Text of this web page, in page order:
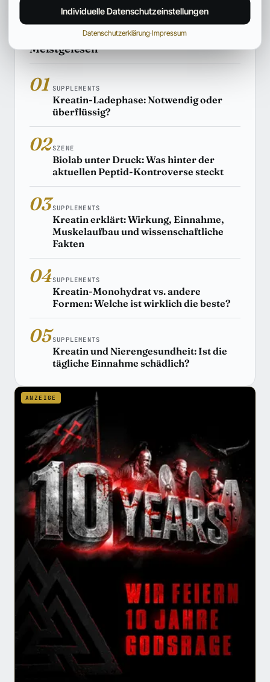
Meistgelesen
01 SUPPLEMENTS
Kreatin-Ladephase: Notwendig oder
überflüssig?
02SZENE
Biolab unter Druck: Was hinter der
aktuellen Peptid-Kontroverse steckt
03SUPPLEMENTS
Kreatin erklärt: Wirkung, Einnahme,
Muskelaufbau und wissenschaftliche
Fakten
04SUPPLEMENTS
Kreatin-Monohydrat vs. andere
Formen: Welche ist wirklich die beste?
05SUPPLEMENTS
Kreatin und Nierengesundheit: Ist die
tägliche Einnahme schädlich?
ANZEIGE
Individuelle Datenschutzeinstellungen
Datenschutzerklärung·Impressum